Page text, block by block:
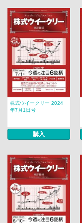
株式ウイークリー 2024
年7月1日号
購入